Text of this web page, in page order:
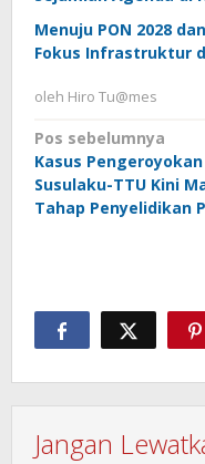
Menuju PON 2028
Fokus Infrastruktur
oleh Hiro Tu@mes
Navigasi
pos
Pos sebelumnya
Kasus
Susulaku-TTU Kini
Tahap Penyelidikan
Jangan